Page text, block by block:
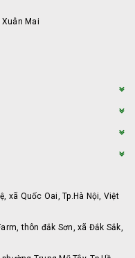
Xuân Mai
xã Quốc Oai, Tp.Hà Nội, Việt
thôn đắk Sơn, xã Đắk Sắk,